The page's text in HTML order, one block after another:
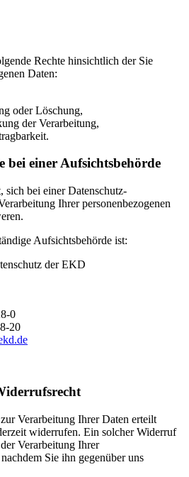
Rechte hinsichtlich der Sie
Daten:
oder Löschung,
der Verarbeitung,
bei einer Aufsichtsbehörde
sich bei einer Datenschutz-
Ihrer personenbezogenen
Aufsichtsbehörde ist:
der EKD
0
20
Verarbeitung Ihrer Daten erteilt
widerrufen. Ein solcher Widerruf
Verarbeitung Ihrer
Sie ihn gegenüber uns